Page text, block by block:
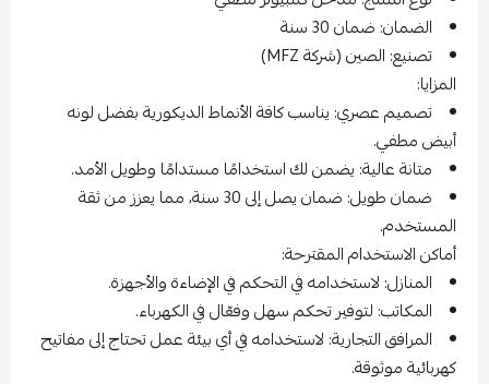
الضمان: ضمان 30 سنة
تصنيع: الصين (شركة MFZ)
المزايا:
تصميم عصري: يناسب كافة الأنماط الديكورية بفضل لونه
أبيض مطفي.
متانة عالية: يضمن لك استخدامًا مستدامًا وطويل الأمد.
ضمان طويل: ضمان يصل إلى 30 سنة، مما يعزز من ثقة
المستخدم.
أماكن الاستخدام المقترحة:
المنازل: لاستخدامه في التحكم في الإضاءة والأجهزة.
المكاتب: لتوفير تحكم سهل وفعّال في الكهرباء.
المرافق التجارية: لاستخدامه في أي بيئة عمل تحتاج إلى مفاتيح
كهربائية موثوقة.